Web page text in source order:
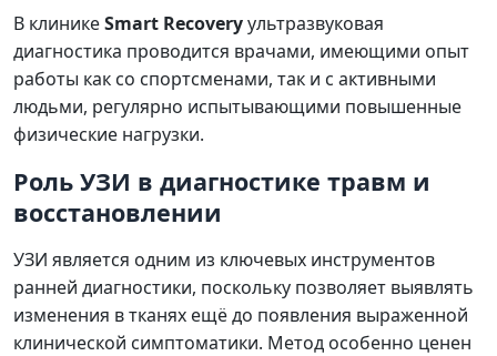
В клиникеSmart Recoveryультразвуковая
диагностика проводится врачами, имеющими опыт
работы как со спортсменами, так и с активными
людьми, регулярно испытывающими повышенные
физические нагрузки.
Роль УЗИ в диагностике травм и
восстановлении
УЗИ является одним из ключевых инструментов
ранней диагностики, поскольку позволяет выявлять
изменения в тканях ещё до появления выраженной
клинической симптоматики. Метод особенно ценен